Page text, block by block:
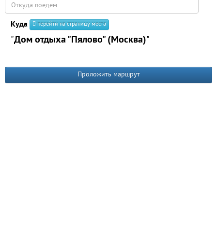
Куда перейти на страницу места
"Дом отдыха "Пялово" (Москва)"
Проложить маршрут